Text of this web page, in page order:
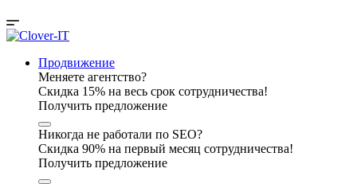
Продвижение
Меняете агентство?
Скидка 15% на весь срок сотрудничества!
Получить предложение
Никогда не работали по SEO?
Скидка 90% на первый месяц сотрудничества!
Получить предложение